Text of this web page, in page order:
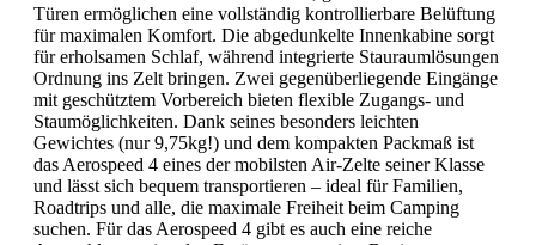
Türen ermöglichen eine vollständig kontrollierbare Belüftung
für maximalen Komfort. Die abgedunkelte Innenkabine sorgt
für erholsamen Schlaf, während integrierte Stauraumlösungen
Ordnung ins Zelt bringen. Zwei gegenüberliegende Eingänge
mit geschütztem Vorbereich bieten flexible Zugangs- und
Staumöglichkeiten. Dank seines besonders leichten
Gewichtes (nur 9,75kg!) und dem kompakten Packmaß ist
das Aerospeed 4 eines der mobilsten Air-Zelte seiner Klasse
und lässt sich bequem transportieren – ideal für Familien,
Roadtrips und alle, die maximale Freiheit beim Camping
suchen. Für das Aerospeed 4 gibt es auch eine reiche